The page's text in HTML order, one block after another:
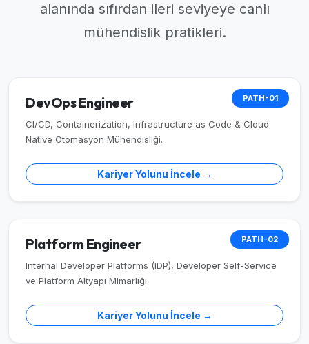
alanında sıfırdan ileri seviyeye canlı
mühendislik pratikleri.
PATH-01
DevOps Engineer
CI/CD, Containerization, Infrastructure as Code & Cloud
Native Otomasyon Mühendisliği.
Kariyer Yolunu İncele →
PATH-02
Platform Engineer
Internal Developer Platforms (IDP), Developer Self-Service
ve Platform Altyapı Mimarlığı.
Kariyer Yolunu İncele →